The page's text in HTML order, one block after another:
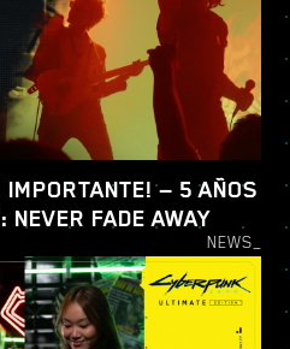
IMPORTANTE! — 5 AÑOS
NEVER FADE AWAY
NEWS_